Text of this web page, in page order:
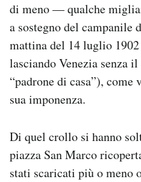
di meno — qualche
a sostegno del campanile
mattina del 14 luglio
lasciando Venezia senza
“padrone di casa”), come
sua imponenza.
Di quel crollo si hanno
piazza San Marco
stati scaricati più o meno